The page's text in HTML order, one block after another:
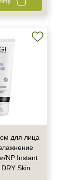
для лица
NP Instant
Skin